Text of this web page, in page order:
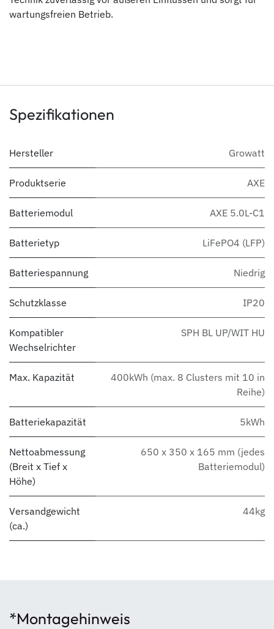
wartungsfreien Betrieb.
Spezifikationen
Hersteller Growatt
Produktserie AXE
Batteriemodul AXE 5.0L-C1
Batterietyp LiFePO4 (LFP)
Batteriespannung Niedrig
Schutzklasse IP20
Kompatibler
Wechselrichter
SPH BL UP/WIT HU
Max. Kapazität
400kWh (max. 8 Clusters mit 10 in
Reihe)
Batteriekapazität 5kWh
Nettoabmessung
(Breit x Tief x
Höhe)
650 x 350 x 165 mm (jedes
Batteriemodul)
Versandgewicht
(ca.)
44kg
*Montagehinweis